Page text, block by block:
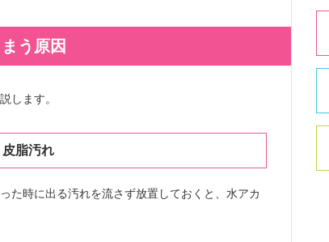
う原因
します。
脂汚れ
た時に出る汚れを流さず放置しておくと、水アカ